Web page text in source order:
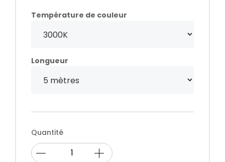
Température de couleur
Longueur
Quantité